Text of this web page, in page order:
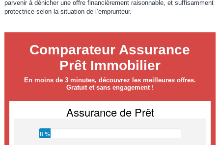
parvenir à dénicher une offre financièrement raisonnable, et suffisamment
protectrice selon la situation de l’emprunteur.
Comparateur Assurance
Prêt Immobilier
En moins de 3 minutes, découvrez les meilleures offres.
Gratuit et sans engagement !